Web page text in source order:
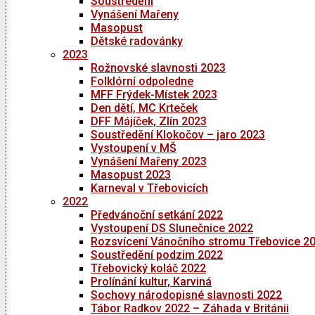
Vynášení Mařeny
Masopust
Dětské radovánky
2023
Rožnovské slavnosti 2023
Folklórní odpoledne
MFF Frýdek-Místek 2023
Den dětí, MC Krteček
DFF Májíček, Zlín 2023
Soustředění Klokočov – jaro 2023
Vystoupení v MŠ
Vynášení Mařeny 2023
Masopust 2023
Karneval v Třebovicích
2022
Předvánoční setkání 2022
Vystoupení DS Slunečnice 2022
Rozsvícení Vánočního stromu Třebovice
Soustředění podzim 2022
Třebovický koláč 2022
Prolínání kultur, Karviná
Sochovy národopisné slavnosti 2022
Tábor Radkov 2022 – Záhada v Británii